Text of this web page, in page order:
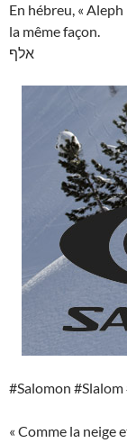
En hébreu, « Aleph
la même façon.
אלף
#Salomon #Slalom
« Comme la neige